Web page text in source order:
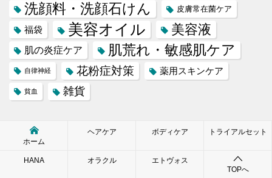
洗顔料・洗顔石けん 皮膚常在菌ケア
福袋 美容オイル 美容液
肌の炎症ケア 肌荒れ・敏感肌ケア
自律神経 花粉症対策 薬用スキンケア
貧血 雑貨
ホーム
ヘアケア ボディケア トライアルセット
HANA オラクル
エトヴォス
TOPへ